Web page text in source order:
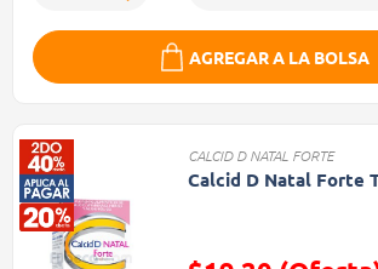
AGREGAR A LA BOLSA
CALCID D NATAL FORTE
Calcid D Natal Forte